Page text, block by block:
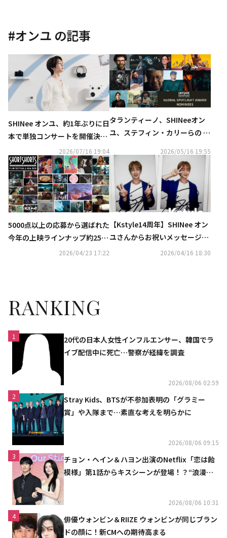
#オンユ の記事
SHINee オンユ、約1年ぶりに日
本で単独コンサートを開催決
定！動画コメントも到着
2026/07/16 19:04
タランティーノ、SHINeeオン
ユ、ステフィン・カリーらの シ
SSFF & ASIA 2026「Global Sp
otlight Award」ファイナリス
トを発表
2026/05/16 19:55
5000点以上の応募から選ばれた
今年の上映ラインナップ約250
作品を発表 アカデミー賞ノミネ
「アート」
2026/04/23 17:22
【Kstyle14周年】SHINee オン
ユさんからお祝いメッセージが
到着！直筆サイン入りチェキを
2026/04/16 18:30
RANKING
1
20代の日本人女性インフルエンサー、韓国でラ
イブ配信中に死亡…警察が経緯を調査
2026/08/06 02:59
2
Stray Kids、BTSが不参加表明の「グラミー
賞」や入隊まで…素直な考えを明らかに
2026/08/06 09:15
3
チョン・ヘイン＆ハヨン出演のNetflix「恋は飴
模様」第1話からキスシーンが登場！？“浪漫と
2026/08/06 10:31
4
俳優ウォンビン＆RIIZE ウォンビンが同じブラン
ドの顔に！新CMへの期待高まる